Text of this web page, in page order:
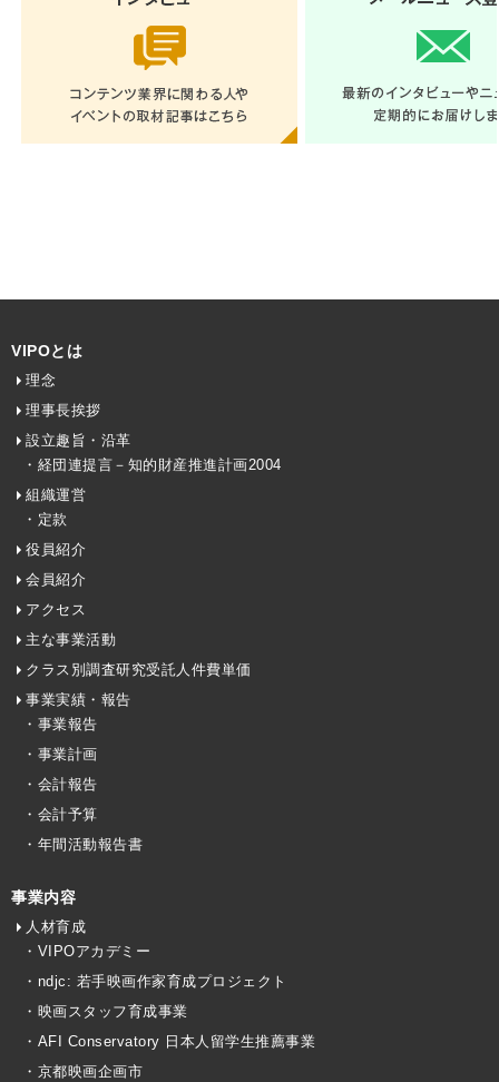
VIPOとは
理念
理事長挨拶
設立趣旨・沿革
・経団連提言－知的財産推進計画2004
組織運営
・定款
役員紹介
会員紹介
アクセス
主な事業活動
クラス別調査研究受託人件費単価
事業実績・報告
・事業報告
・事業計画
・会計報告
・会計予算
・年間活動報告書
事業内容
人材育成
・VIPOアカデミー
・ndjc: 若手映画作家育成プロジェクト
・映画スタッフ育成事業
・AFI Conservatory 日本人留学生推薦事業
・京都映画企画市